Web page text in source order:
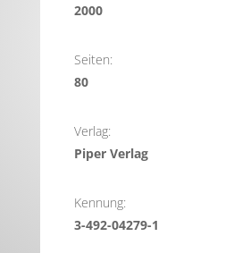
2000
Seiten:
80
Verlag:
Piper Verlag
Kennung:
3-492-04279-1